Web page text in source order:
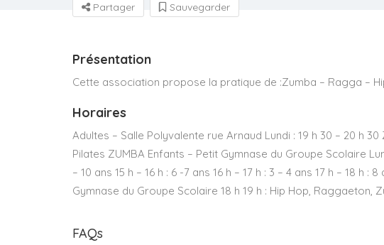
Partager Sauvegarder
Présentation
Cette association propose la pratique de :Zumba – Ragga –
Horaires
Adultes – Salle Polyvalente rue Arnaud Lundi : 19 h 30 – 20 h
Pilates ZUMBA Enfants – Petit Gymnase du Groupe Scolaire
– 10 ans 15 h – 16 h : 6 -7 ans 16 h – 17 h : 3 – 4 ans 17 h – 18 h
Gymnase du Groupe Scolaire 18 h 19 h : Hip Hop, Raggaeton,
FAQs